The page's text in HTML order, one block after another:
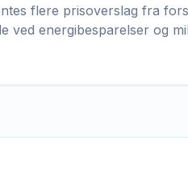
flere prisoverslag fra
ved energibesparelser og